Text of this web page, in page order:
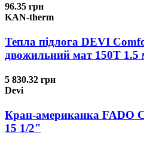
96.35 грн
KAN-therm
Тепла підлога DEVI
двожильний мат 150T 1.5
5 830.32 грн
Devi
Кран-американка FADO
15 1/2"